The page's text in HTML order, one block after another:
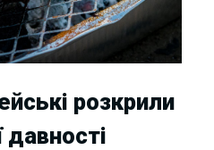
розкрили
давності